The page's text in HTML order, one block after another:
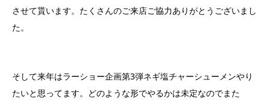
させて貰います。たくさんのご来店ご協力ありがとうございまし
た。
そして来年はラーショー企画第3弾ネギ塩チャーシューメンやり
たいと思ってます。どのような形でやるかは未定なのでまた